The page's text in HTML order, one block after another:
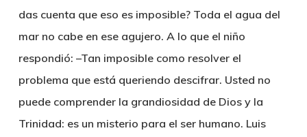
das cuenta que eso es imposible? Toda el agua del
mar no cabe en ese agujero. A lo que el niño
respondió: –Tan imposible como resolver el
problema que está queriendo descifrar. Usted no
puede comprender la grandiosidad de Dios y la
Trinidad: es un misterio para el ser humano. Luis